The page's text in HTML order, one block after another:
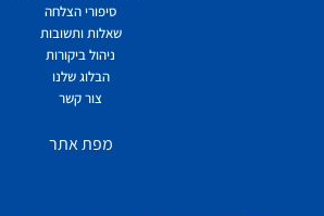
סיפורי הצלחה
שאלות ותשובות
ניהול ביקורות
הבלוג שלנו
צור קשר
מפת אתר